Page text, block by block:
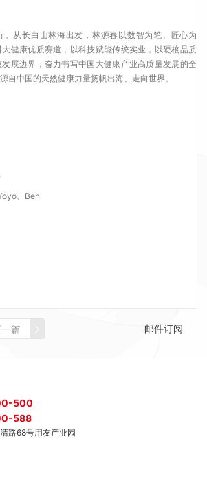
。从长白山林海出发，林源春以数智为笔、匠心为
健康优质赛道，以科技赋能传统实业，以硬核品质
展边界，奋力书写中国大健康产业高质量发展的全
自中国的天然健康力量扬帆出海、走向世界。
、Ben
篇 邮件订阅
500
588
路68号用友产业园